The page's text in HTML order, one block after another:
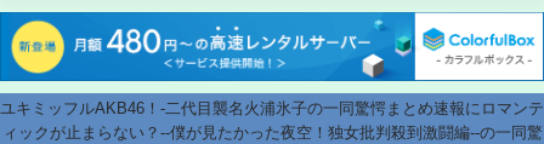
ユキミッフルAKB46！-二代目襲名火浦氷子の一同驚愕まとめ速報にロマンテ
ィックが止まらない？--僕が見たかった夜空！独女批判殺到激闘編--の一同驚